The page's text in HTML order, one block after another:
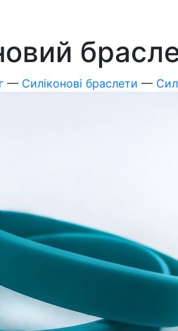
— Силіконові браслети —